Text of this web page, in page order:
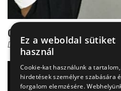
Gyilkosod is lehet a
Dr. Borbényi Erika
Ez a weboldal sütiket
használ
Cookie-kat használunk a tartalom,
hirdetések személyre szabására
forgalom elemzésére.